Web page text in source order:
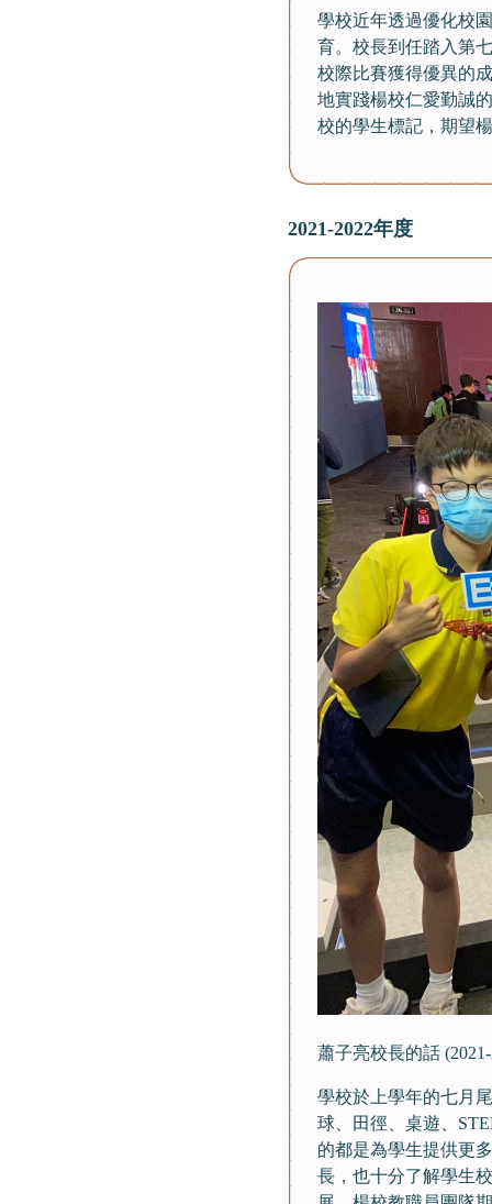
學校近年透過優化校
育。校長到任踏入第
校際比賽獲得優異的
地實踐楊校仁愛勤誠
校的學生標記，期望
2021-2022年度
蕭子亮校長的話
學校於上學年的七月
球、田徑、桌遊、
的都是為學生提供更
長，也十分了解學生